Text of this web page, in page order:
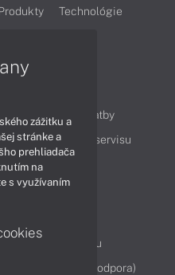
Technológie
doručenia a platby
služby Cenník servisu
Reklamácia tovaru
(vzdialená podpora)
zážitku a
stránke a
prehliadača
na
s využívaním